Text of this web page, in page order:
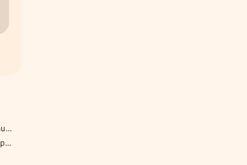
Behindertenbetreuer*in | Wohnhaus Franciscus
Studentische Unterstützung / Support Marketing & Sales (m/w/d)